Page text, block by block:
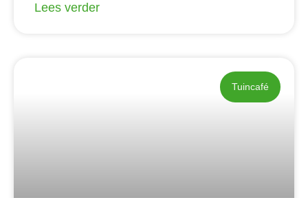
Lees verder
Tuincafé